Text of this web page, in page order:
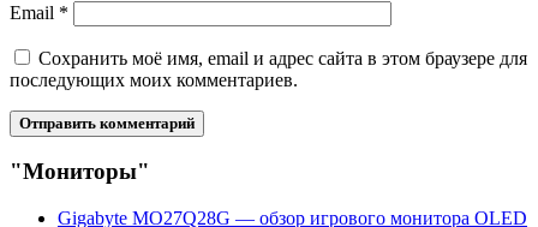
Email *
Сохранить моё имя, email и адрес сайта в этом браузере для
последующих моих комментариев.
"Мониторы"
Gigabyte MO27Q28G — обзор игрового монитора OLED